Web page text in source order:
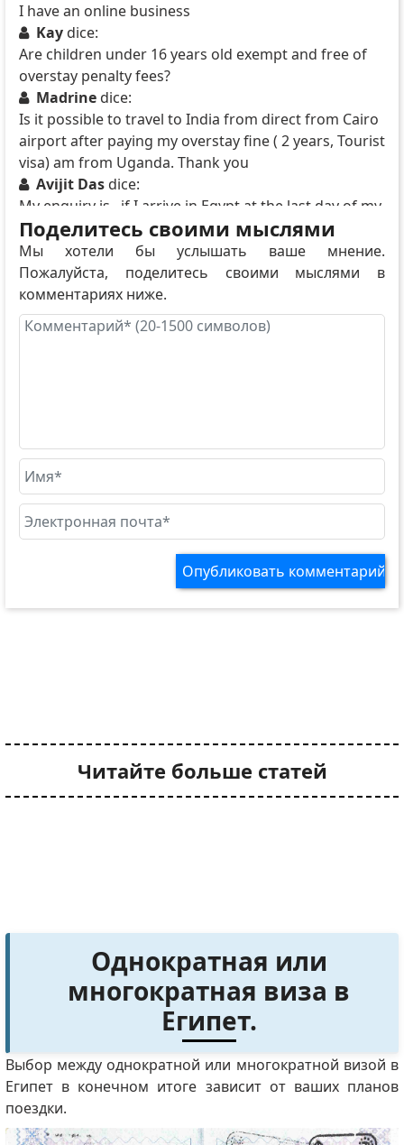
I have an online business
Kay dice:
Are children under 16 years old exempt and free of
overstay penalty fees?
Madrine dice:
Is it possible to travel to India from direct from Cairo
airport after paying my overstay fine ( 2 years, Tourist
visa) am from Uganda. Thank you
Avijit Das dice:
My enquiry is , if I arrive in Egypt at the last day of my
E visa validity date than can I stay for upto 30 days in
Egypt from arriving date?
Поделитесь своими мыслями
Мы хотели бы услышать ваше мнение.
Пожалуйста, поделитесь своими мыслями в
комментариях ниже.
Читайте больше статей
Однократная или
многократная виза в
Египет.
Выбор между однократной или многократной визой в
Египет в конечном итоге зависит от ваших планов
поездки.